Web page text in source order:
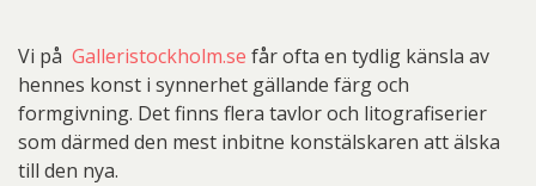
Vi på Galleristockholm.se får ofta en tydlig känsla av
hennes konst i synnerhet gällande färg och
formgivning. Det finns flera tavlor och litografiserier
som därmed den mest inbitne konstälskaren att älska
till den nya.